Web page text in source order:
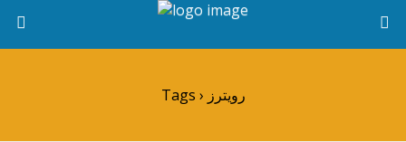
Tags › رویترز